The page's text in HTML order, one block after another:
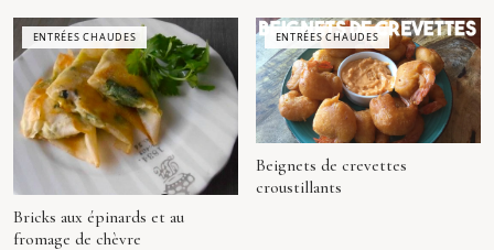
ENTRÉES CHAUDES
Bricks aux épinards et au
fromage de chèvre
ENTRÉES CHAUDES
Beignets de crevettes
croustillants